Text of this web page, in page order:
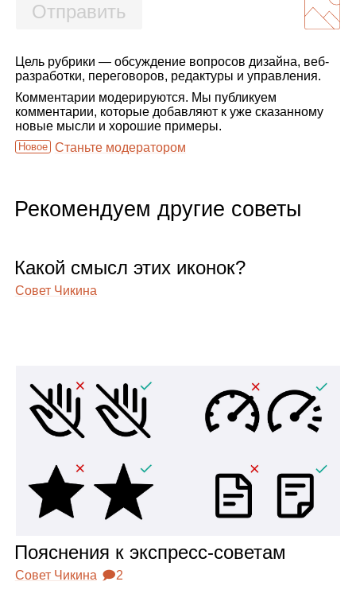
Отправить
Цель рубрики — обсуждение вопросов дизайна, веб-
разработки, переговоров, редактуры и управления.
Комментарии модерируются. Мы публикуем
комментарии, которые добавляют к уже сказанному
новые мысли и хорошие примеры.
Новое Станьте модератором
Рекомендуем другие советы
Какой смысл этих ико­нок?
Совет Чикина
Пояс­не­ния к экс­пресс‑сове­там
Совет Чикина 🗩2